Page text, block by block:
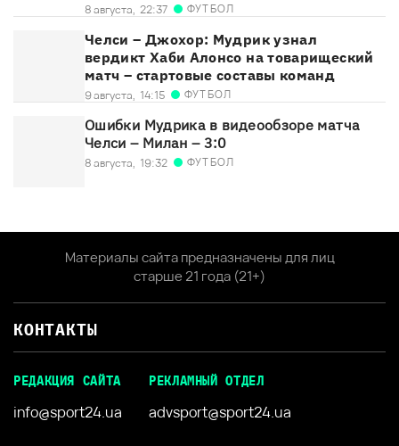
8 августа, 22:37 ФУТБОЛ
Челси – Джохор: Мудрик узнал
вердикт Хаби Алонсо на товарищеский
матч – стартовые составы команд
9 августа, 14:15 ФУТБОЛ
Ошибки Мудрика в видеообзоре матча
Челси – Милан – 3:0
8 августа, 19:32 ФУТБОЛ
Материалы сайта предназначены для лиц
старше 21 года (21+)
КОНТАКТЫ
РЕДАКЦИЯ САЙТА
info@sport24.ua
РЕКЛАМНЫЙ ОТДЕЛ
advsport@sport24.ua